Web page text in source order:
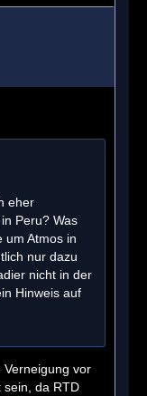
eher
Peru? Was
um Atmos in
nur dazu
nicht in der
Hinweis auf
vor
sein, da RTD